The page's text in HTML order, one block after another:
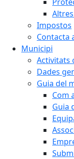
Impostos
Contacta
Municipi
Activitats
Dades
Guia del
Com
Guia